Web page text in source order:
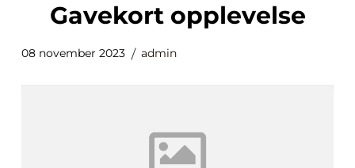
gavekort opplevelse
08 november 2023 admin